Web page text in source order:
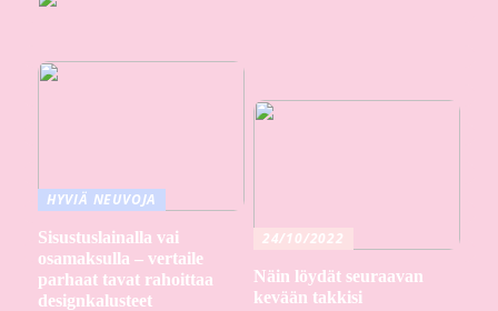
HYVIÄ NEUVOJA
Sisustuslainalla vai
osamaksulla – vertaile
parhaat tavat rahoittaa
designkalusteet
24/10/2022
Näin löydät seuraavan
kevään takkisi